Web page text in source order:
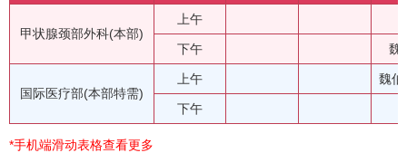
甲状腺颈部外科(本部)
上午
下午 魏
国际医疗部(本部特需)
上午 魏
下午
*手机端滑动表格查看更多